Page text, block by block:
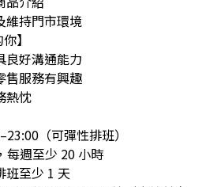
維持門市環境
】
良好溝通能力
售服務有興趣
熱忱
（可彈性排班）
每週至少 20 小時
班至少 1 天